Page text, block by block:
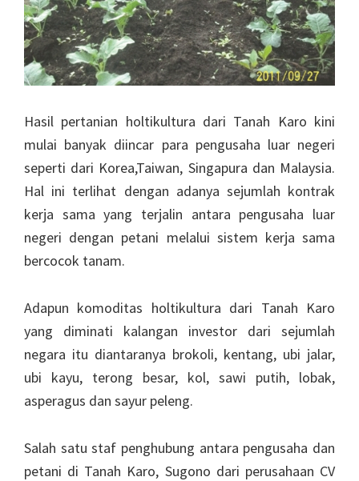
Hasil pertanian holtikultura dari Tanah Karo kini
mulai banyak diincar para pengusaha luar negeri
seperti dari Korea,Taiwan, Singapura dan Malaysia.
Hal ini terlihat dengan adanya sejumlah kontrak
kerja sama yang terjalin antara pengusaha luar
negeri dengan petani melalui sistem kerja sama
bercocok tanam.
Adapun komoditas holtikultura dari Tanah Karo
yang diminati kalangan investor dari sejumlah
negara itu diantaranya brokoli, kentang, ubi jalar,
ubi kayu, terong besar, kol, sawi putih, lobak,
asperagus dan sayur peleng.
Salah satu staf penghubung antara pengusaha dan
petani di Tanah Karo, Sugono dari perusahaan CV